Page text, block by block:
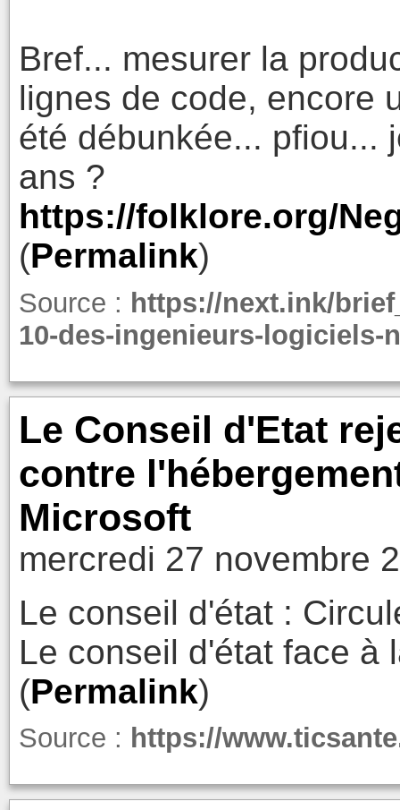
Bref... mesurer la
lignes de code, encore
été débunkée... pfiou...
ans ?
https://folklore.org/
(Permalink)
Source : https://next.ink/
10-des-ingenieurs-logiciels-
Le Conseil d'Etat
contre
Microsoft
mercredi 27 novembre
Le conseil d'état :
Le conseil d'état face à
(Permalink)
Source : https://